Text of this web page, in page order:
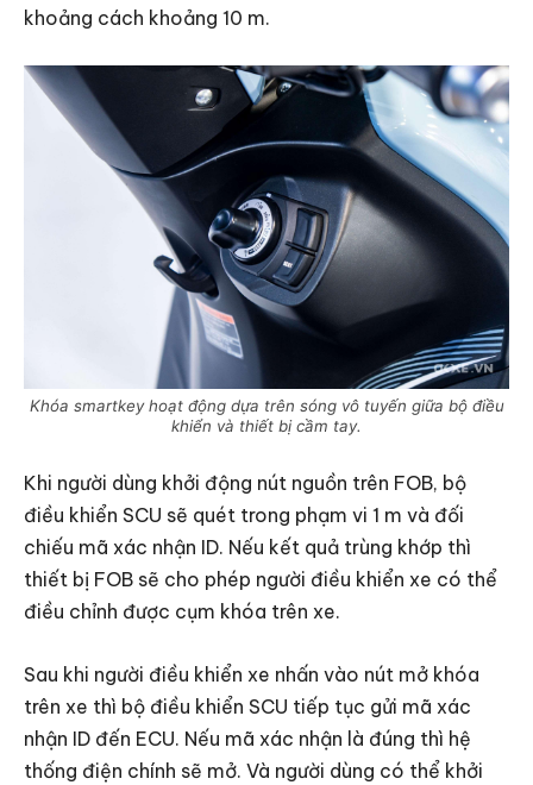
khoảng cách khoảng 10 m.
Khóa smartkey hoạt động dựa trên sóng vô tuyến giữa bộ điều
khiển và thiết bị cầm tay.
Khi người dùng khởi động nút nguồn trên FOB, bộ
điều khiển SCU sẽ quét trong phạm vi 1 m và đối
chiếu mã xác nhận ID. Nếu kết quả trùng khớp thì
thiết bị FOB sẽ cho phép người điều khiển xe có thể
điều chỉnh được cụm khóa trên xe.
Sau khi người điều khiển xe nhấn vào nút mở khóa
trên xe thì bộ điều khiển SCU tiếp tục gửi mã xác
nhận ID đến ECU. Nếu mã xác nhận là đúng thì hệ
thống điện chính sẽ mở. Và người dùng có thể khởi